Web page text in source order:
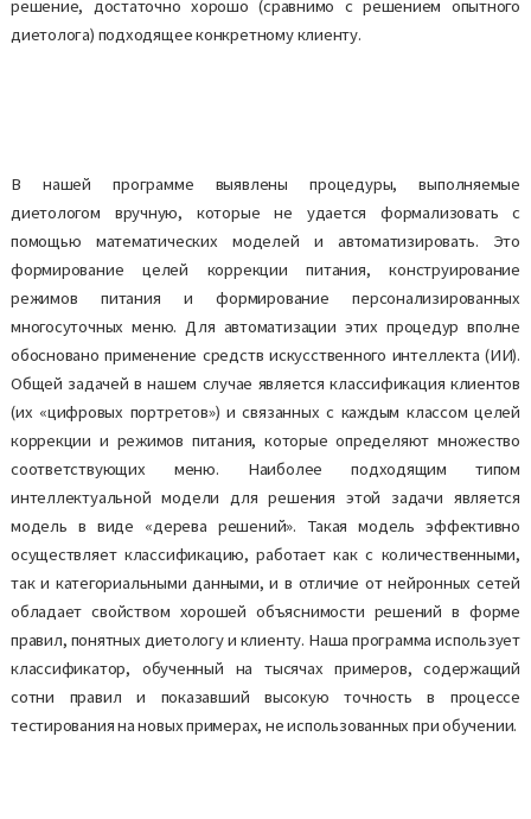
решение, достаточно хорошо (сравнимо с решением опытного
диетолога) подходящее конкретному клиенту.
В нашей программе выявлены процедуры, выполняемые
диетологом вручную, которые не удается формализовать с
помощью математических моделей и автоматизировать. Это
формирование целей коррекции питания, конструирование
режимов питания и формирование персонализированных
многосуточных меню. Для автоматизации этих процедур вполне
обосновано применение средств искусственного интеллекта (ИИ).
Общей задачей в нашем случае является классификация клиентов
(их «цифровых портретов») и связанных с каждым классом целей
коррекции и режимов питания, которые определяют множество
соответствующих меню. Наиболее подходящим типом
интеллектуальной модели для решения этой задачи является
модель в виде «дерева решений». Такая модель эффективно
осуществляет классификацию, работает как с количественными,
так и категориальными данными, и в отличие от нейронных сетей
обладает свойством хорошей объяснимости решений в форме
правил, понятных диетологу и клиенту. Наша программа использует
классификатор, обученный на тысячах примеров, содержащий
сотни правил и показавший высокую точность в процессе
тестирования на новых примерах, не использованных при обучении.